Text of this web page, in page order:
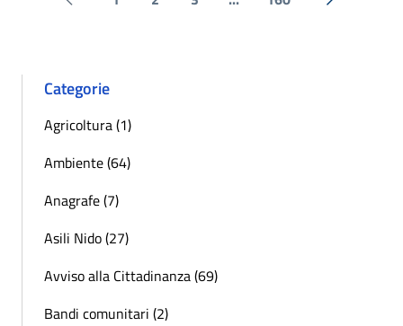
Pagina precedente Successiva
Categorie
Agricoltura (1)
Ambiente (64)
Anagrafe (7)
Asili Nido (27)
Avviso alla Cittadinanza (69)
Bandi comunitari (2)